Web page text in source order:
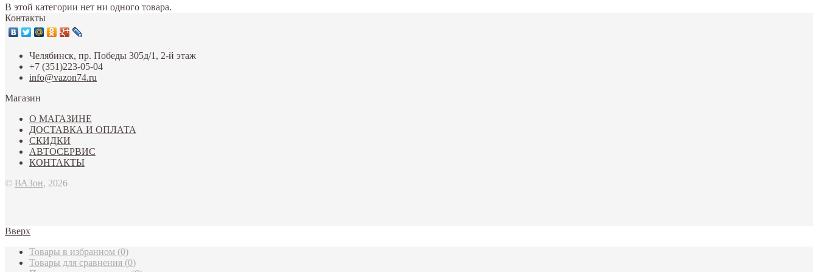
В этой категории нет ни одного товара.
Контакты
Челябинск, пр. Победы 305д/1, 2-й этаж
+7 (351)223-05-04
info@vazon74.ru
Магазин
О МАГАЗИНЕ
ДОСТАВКА И ОПЛАТА
СКИДКИ
АВТОСЕРВИС
КОНТАКТЫ
© ВАЗон, 2026
Вверх
Товары в избранном (0)
Товары для сравнения (0)